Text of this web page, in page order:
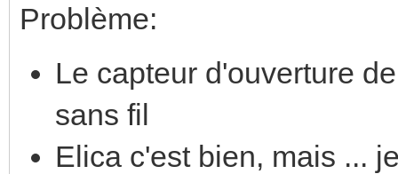
Problème:
Le capteur d'ouverture
sans fil
Elica c'est bien, mais ...